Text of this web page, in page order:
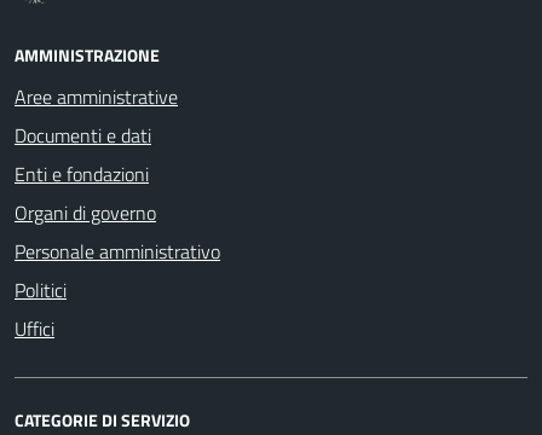
AMMINISTRAZIONE
Aree amministrative
Documenti e dati
Enti e fondazioni
Organi di governo
Personale amministrativo
Politici
Uffici
CATEGORIE DI SERVIZIO